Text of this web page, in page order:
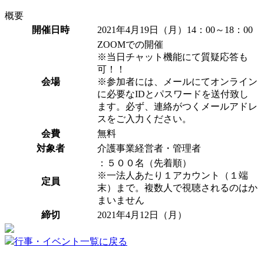
概要
開催日時
2021年4月19日（月）14：00～18：00
会場
ZOOMでの開催
※当日チャット機能にて質疑応答も
可！！
※参加者には、メールにてオンライン
に必要なIDとパスワードを送付致し
ます。必ず、連絡がつくメールアドレ
スをご入力ください。
会費
無料
対象者
介護事業経営者・管理者
定員
：５００名（先着順）
※一法人あたり１アカウント（１端
末）まで。複数人で視聴されるのはか
まいません
締切
2021年4月12日（月）
行事・イベント一覧に戻る